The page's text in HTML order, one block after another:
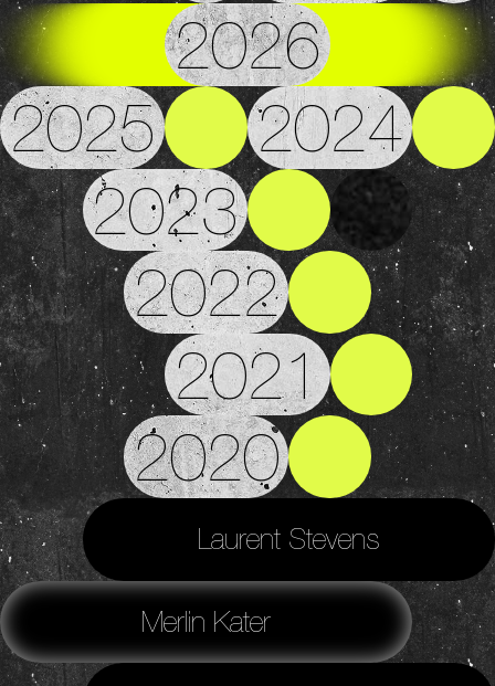
2026
2025
2024
2023
2022
2021
2020
Laurent Stevens
Merlin Kater